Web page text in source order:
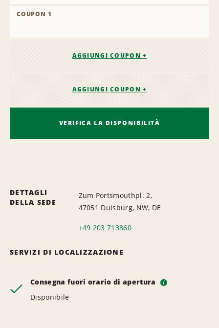
COUPON 1
AGGIUNGI COUPON +
AGGIUNGI COUPON +
VERIFICA LA DISPONIBILITÀ
DETTAGLI
DELLA SEDE
Zum Portsmouthpl. 2,
47051 Duisburg, NW, DE
+49 203 713860
SERVIZI DI LOCALIZZAZIONE
Consegna fuori orario di apertura i
Disponibile